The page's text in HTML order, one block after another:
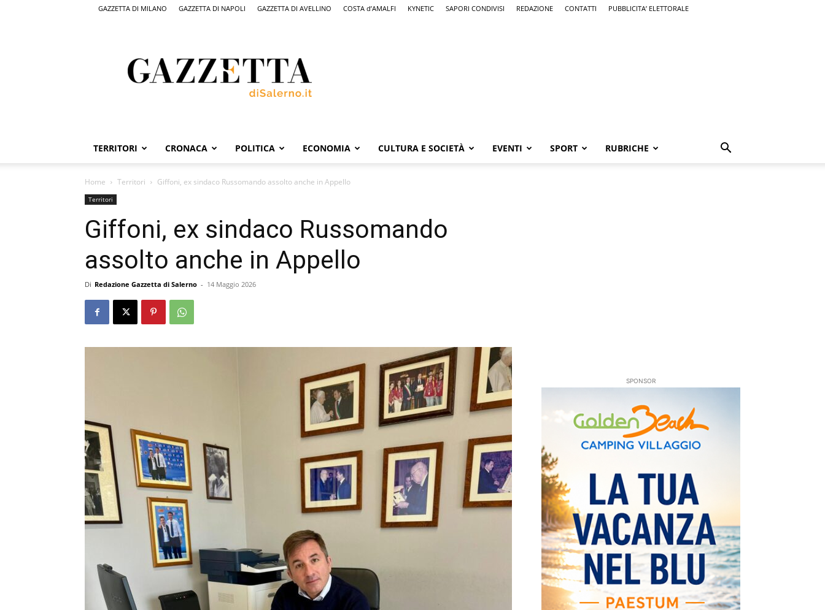
GAZZETTA DI MILANO GAZZETTA DI NAPOLI GAZZETTA DI AVELLINO COSTA d’AMALFI KYNETIC SAPORI CONDIVISI REDAZIONE CONTATTI PUBBLICITA’ ELETTORALE
Salerno,
il
quotidiano
Salerno
TERRITORI CRONACA POLITICA ECONOMIA CULTURA E SOCIETÀ EVENTI SPORT RUBRICHE
Home Territori Giffoni, ex sindaco Russomando assolto anche in Appello
Territori
Giffoni, ex sindaco Russomando
assolto anche in Appello
Di Redazione Gazzetta di Salerno - 14 Maggio 2026
SPONSOR